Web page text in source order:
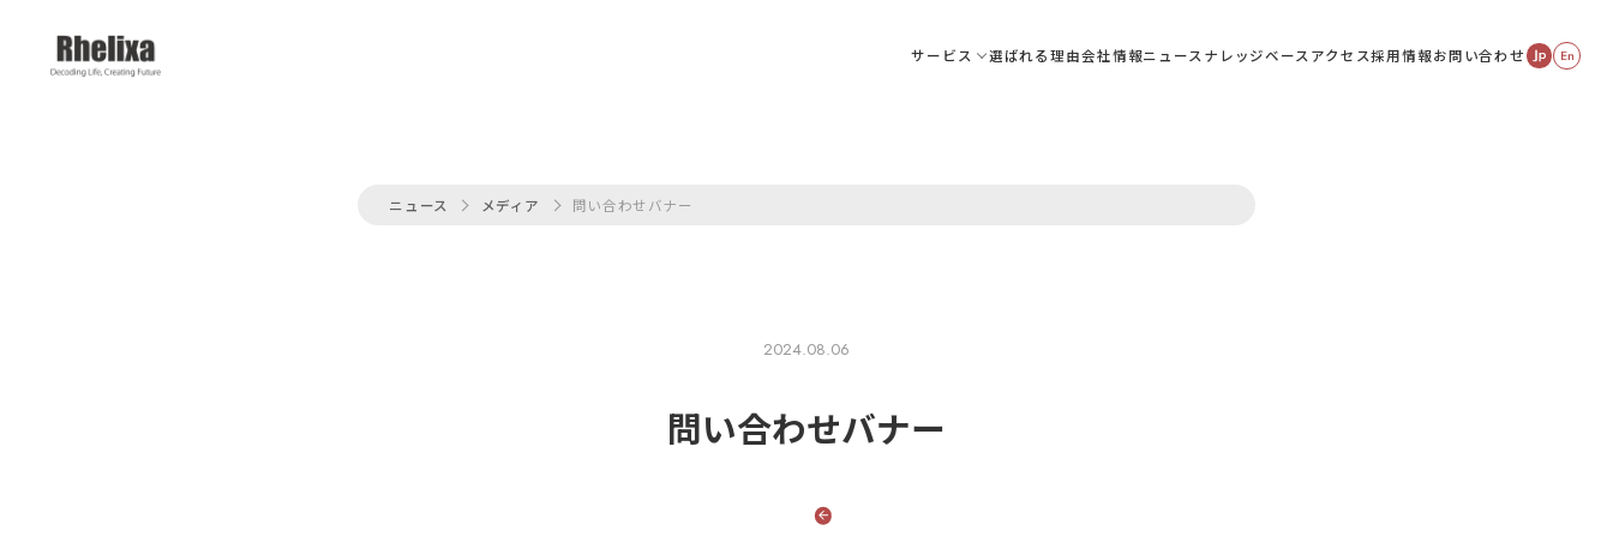
サービス 選ばれる理由会社情報ニュース ナレッジベース アクセス採用情報お問い合わせ
ニュース メディア 問い合わせバナー
2024.08.06
問い合わせバナー